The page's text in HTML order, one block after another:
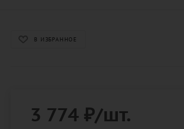
В ИЗБРАННОЕ
3 774 ₽/шт.